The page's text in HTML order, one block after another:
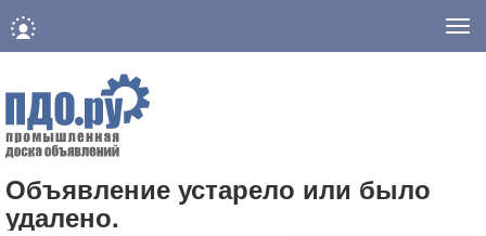
Объявление устарело или было
удалено.